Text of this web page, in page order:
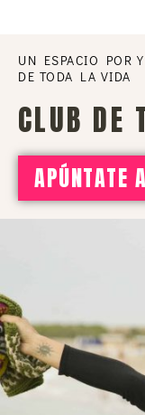
UN ESPACIO POR
DE TODA LA VIDA
CLUB DE